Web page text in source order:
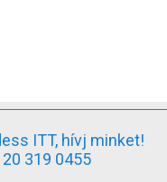
ITT, hívj minket!
319 0455